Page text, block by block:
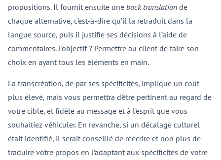
propositions. Il fournit ensuite une back translation de
chaque alternative, c’est-à-dire qu’il la retraduit dans la
langue source, puis il justifie ses décisions à l’aide de
commentaires. L’objectif ? Permettre au client de faire son
choix en ayant tous les éléments en main.
La transcréation, de par ses spécificités, implique un coût
plus élevé, mais vous permettra d’être pertinent au regard de
votre cible, et fidèle au message et à l’esprit que vous
souhaitiez véhiculer. En revanche, si un décalage culturel
était identifié, il serait conseillé de réécrire et non plus de
traduire votre propos en l’adaptant aux spécificités de votre